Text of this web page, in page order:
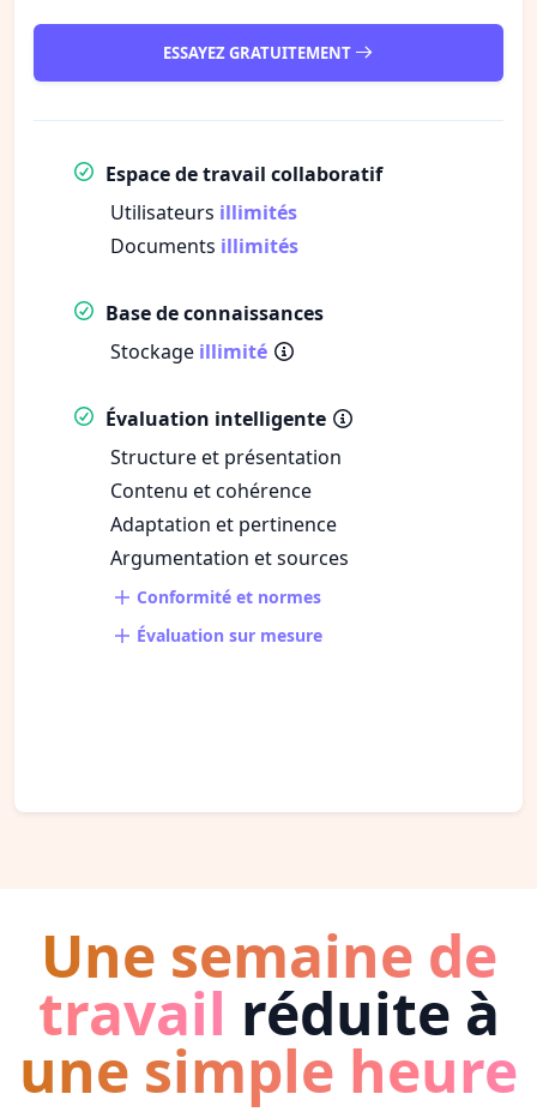
ESSAYEZ GRATUITEMENT
Espace de travail collaboratif
Utilisateurs illimités
Documents illimités
Base de connaissances
Stockage illimité
Évaluation intelligente
Structure et présentation
Contenu et cohérence
Adaptation et pertinence
Argumentation et sources
Conformité et normes
Évaluation sur mesure
Une semaine de
travail réduite à
une simple heure